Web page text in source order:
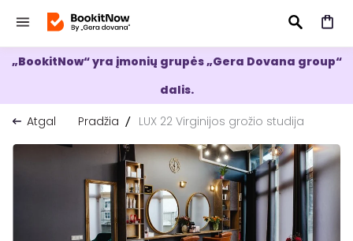
IEŠKOTI
„BookitNow“ yra įmonių grupės „Gera Dovana group“
dalis.
Atgal
Pradžia LUX 22 Virginijos grožio studija